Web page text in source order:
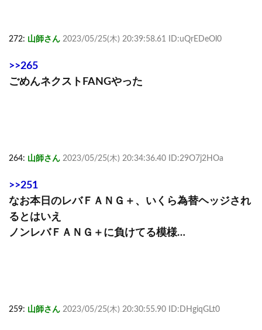
272: 山師さん 2023/05/25(木) 20:39:58.61 ID:uQrEDeOl0
>>265
ごめんネクストFANGやった
264: 山師さん 2023/05/25(木) 20:34:36.40 ID:29O7j2HOa
>>251
なお本日のレバＦＡＮＧ＋、いくら為替ヘッジされ
るとはいえ
ノンレバＦＡＮＧ＋に負けてる模様…
259: 山師さん 2023/05/25(木) 20:30:55.90 ID:DHgiqGLt0